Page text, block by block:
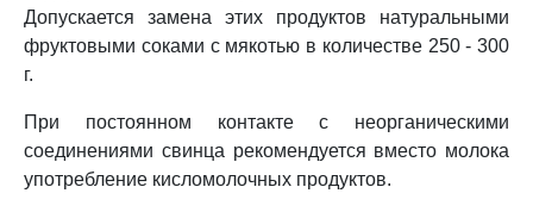
Допускается замена этих продуктов натуральными
фруктовыми соками с мякотью в количестве 250 - 300
г.
При постоянном контакте с неорганическими
соединениями свинца рекомендуется вместо молока
употребление кисломолочных продуктов.